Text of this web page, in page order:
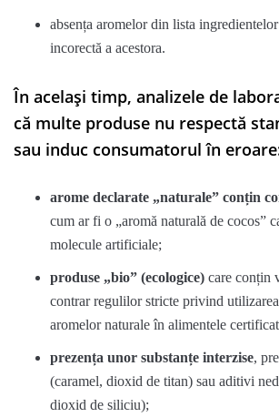
absența aromelor din lista
incorectă a acestora.
În același timp, analizele de
că multe produse nu respectă
sau induc consumatorul în
arome declarate „naturale” conțin
cum ar fi o „aromă naturală de cocos”
molecule artificiale;
produse „bio” (ecologice) care conțin
contrar regulilor stricte privind
aromelor naturale în alimentele
prezența unor substanțe interzise,
(caramel, dioxid de titan) sau aditivi
dioxid de siliciu);